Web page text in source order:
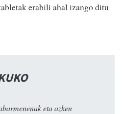
erabili ahal izango ditu
eta azken